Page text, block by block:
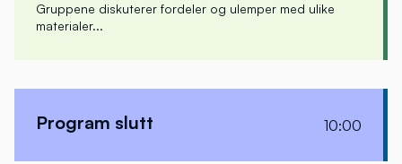
Gruppene diskuterer fordeler og ulemper med ulike
materialer...
Program slutt 10:00